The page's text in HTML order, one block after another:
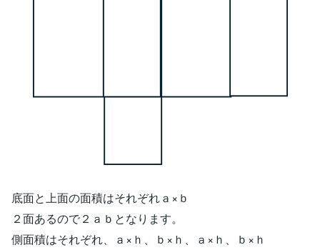
底面と上面の面積はそれぞれａ×ｂ
２面あるので２ａｂとなります。
側面積はそれぞれ、ａ×ｈ、ｂ×ｈ、ａ×ｈ、ｂ×ｈ